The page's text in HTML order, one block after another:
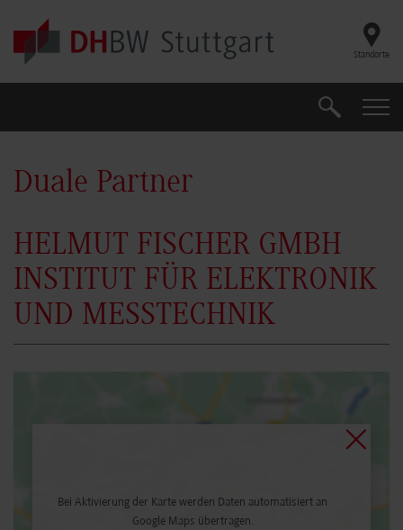
Skip to main content
Standorte
Suche
Duale Partner
HELMUT FISCHER GMBH
INSTITUT FÜR ELEKTRONIK
UND MESSTECHNIK
Bei Aktivierung der Karte werden Daten automatisiert an
Google Maps übertragen.